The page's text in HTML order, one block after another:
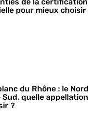
pour mieux choisir
du Rhône : le Nord
Sud, quelle appellation
?